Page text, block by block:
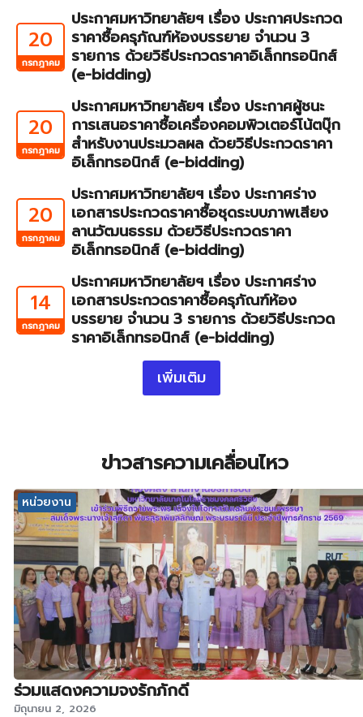
20
กรกฎาคม
ประกาศมหาวิทยาลัยฯ เรื่อง ประกาศประกวด
ราคาซื้อครุภัณฑ์ห้องบรรยาย จำนวน 3
รายการ ด้วยวิธีประกวดราคาอิเล็กทรอนิกส์
(e-bidding)
20
กรกฎาคม
ประกาศมหาวิทยาลัยฯ เรื่อง ประกาศผู้ชนะ
การเสนอราคาซื้อเครื่องคอมพิวเตอร์โน้ตบุ๊ก
สำหรับงานประมวลผล ด้วยวิธีประกวดราคา
อิเล็กทรอนิกส์ (e-bidding)
20
กรกฎาคม
ประกาศมหาวิทยาลัยฯ เรื่อง ประกาศร่าง
เอกสารประกวดราคาซื้อชุดระบบภาพเสียง
ลานวัฒนธรรม ด้วยวิธีประกวดราคา
อิเล็กทรอนิกส์ (e-bidding)
14
กรกฎาคม
ประกาศมหาวิทยาลัยฯ เรื่อง ประกาศร่าง
เอกสารประกวดราคาซื้อครุภัณฑ์ห้อง
บรรยาย จำนวน 3 รายการ ด้วยวิธีประกวด
ราคาอิเล็กทรอนิกส์ (e-bidding)
เพิ่มเติม
ข่าวสารความเคลื่อนไหว
หน่วยงาน
ร่วมแสดงความจงรักภักดี
มิถุนายน 2, 2026